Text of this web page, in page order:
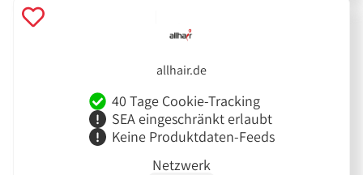
allhair.de
40 Tage Cookie-Tracking
SEA eingeschränkt erlaubt
Keine Produktdaten-Feeds
Netzwerk